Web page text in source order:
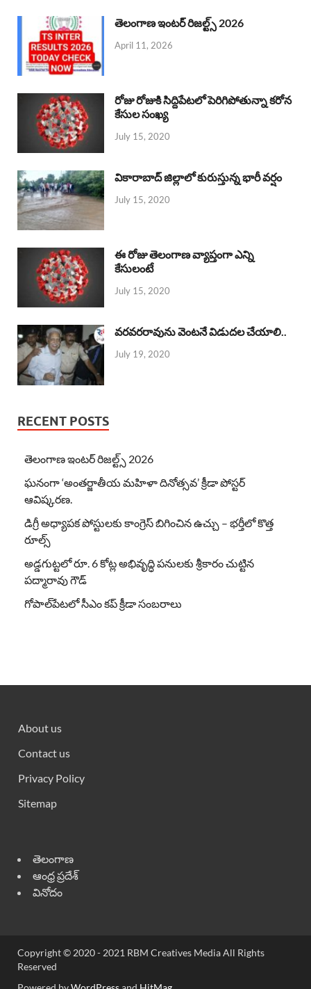
తెలంగాణ ఇంటర్ రిజల్ట్స్ 2026
April 11, 2026
రోజు రోజుకి సిద్దిపేటలో పెరిగిపోతున్నా కరోన
కేసుల సంఖ్య
July 15, 2020
వికారాబాద్ జిల్లాలో కురుస్తున్న భారీ వర్షం
July 15, 2020
ఈ రోజు తెలంగాణ వ్యాప్తంగా ఎన్ని
కేసులంటే
July 15, 2020
వరవరరావును వెంటనే విడుదల చేయాలి..
July 19, 2020
RECENT POSTS
తెలంగాణ ఇంటర్ రిజల్ట్స్ 2026
ఘనంగా ‘అంతర్జాతీయ మహిళా దినోత్సవ’ క్రీడా పోస్టర్
ఆవిష్కరణ.
డిగ్రీ అధ్యాపక పోస్టులకు కాంగ్రెస్ బిగించిన ఉచ్చు – భర్తీలో కొత్త
రూల్స్
అడ్డగుట్టలో రూ. 6 కోట్ల అభివృద్ధి పనులకు శ్రీకారం చుట్టిన
పద్మారావు గౌడ్
గోపాల్‌పేటలో సీఎం కప్ క్రీడా సంబరాలు
About us
Contact us
Privacy Policy
Sitemap
తెలంగాణ
ఆంధ్ర ప్రదేశ్
వినోదం
Copyright © 2020 - 2021 RBM Creatives Media All Rights
Reserved